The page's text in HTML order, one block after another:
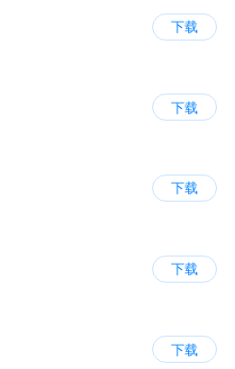
下载
下载
下载
下载
下载